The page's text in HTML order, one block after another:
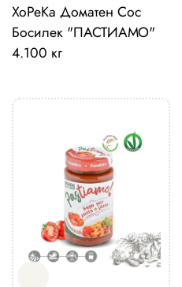
ХоРеКа Доматен Сос
Босилек "ПАСТИАМО"
4.100 кг